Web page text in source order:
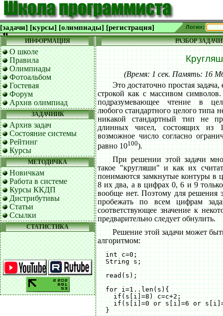
[задачи] [курсы] [олимпиады] [регистрация] Логин:
ИНФОРМАЦИЯ
О школе
Правила
Олимпиады
Фотоальбом
Гостевая
Форум
Архив олимпиад
ЗАДАЧНИК
Архив задач
Состояние системы
Рейтинг
Курсы
МЕТОДИЧКА
Новичкам
Работа в системе
Курсы ККДП
Дистрибутивы
Статьи
Ссылки
СТАТИСТИКА
РАЗБОР
(Время: 1 сек. Память: 16
Это достаточно простая
строкой как с массивом
подразумевающее чтение в
любого стандартного целого типа
никакой стандартный тип не
длинных чисел, состоящих из
возможное число согласно
равно 10100).
При решении этой задачи
такое "кругляши" и как их
понимаются замкнутые контуры в
8 их два, а в цифрах 0, 6 и 9
вообще нет. Поэтому для решения
пробежать по всем цифрам
соответствующее значение к
предварительно следует обнулить.
Решение этой задачи может
алгоритмом:
  int c=0;
  String s;
  read(s);
  for i=1..len(s){
    if(s[i]=8) c=c+2;
if(s[i]=0 or s[i]=6 or
  }